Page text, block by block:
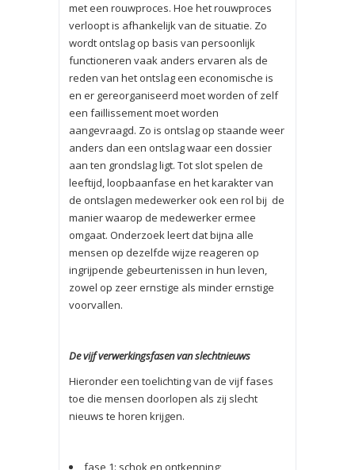
met een rouwproces. Hoe het rouwproces
verloopt is afhankelijk van de situatie. Zo
wordt ontslag op basis van persoonlijk
functioneren vaak anders ervaren als de
reden van het ontslag een economische is
en er gereorganiseerd moet worden of zelf
een faillissement moet worden
aangevraagd. Zo is ontslag op staande weer
anders dan een ontslag waar een dossier
aan ten grondslag ligt. Tot slot spelen de
leeftijd, loopbaanfase en het karakter van
de ontslagen medewerker ook een rol bij de
manier waarop de medewerker ermee
omgaat. Onderzoek leert dat bijna alle
mensen op dezelfde wijze reageren op
ingrijpende gebeurtenissen in hun leven,
zowel op zeer ernstige als minder ernstige
voorvallen.
De vijf verwerkingsfasen van slechtnieuws
Hieronder een toelichting van de vijf fases
toe die mensen doorlopen als zij slecht
nieuws te horen krijgen.
fase 1: schok en ontkenning;